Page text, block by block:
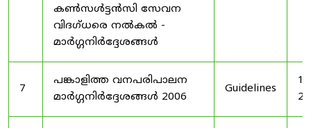
കൺസൾട്ടൻസി സേവന
വിദഗ്ധരെ നൽകൽ -
മാർഗ്ഗനിർദ്ദേശങ്ങൾ
7
പങ്കാളിത്ത വനപരിപാലന
മാർഗ്ഗനിർദ്ദേശങ്ങൾ 2006
Guidelines